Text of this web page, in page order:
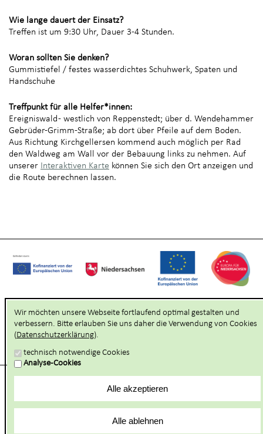
Wie lange dauert der Einsatz?
Treffen ist um 9:30 Uhr, Dauer 3-4 Stunden.
Woran sollten Sie denken?
Gummistiefel / festes wasserdichtes Schuhwerk, Spaten und
Handschuhe
Treffpunkt für alle Helfer*innen:
Ereigniswald - westlich von Reppenstedt; über d. Wendehammer
Gebrüder-Grimm-Straße; ab dort über Pfeile auf dem Boden.
Aus Richtung Kirchgellersen kommend auch möglich per Rad
den Waldweg am Wall vor der Bebauung links zu nehmen. Auf
unserer Interaktiven Karte können Sie sich den Ort anzeigen und
die Route berechnen lassen.
Unser touristischer Partner:
Hilfsnavigation anzeigen
Hauptnavigation anzeigen
Wir möchten unsere Webseite fortlaufend optimal gestalten und
verbessern. Bitte erlauben Sie uns daher die Verwendung von Cookies
(Datenschutzerklärung).
technisch notwendige Cookies
Analyse-Cookies
Alle akzeptieren
Alle ablehnen